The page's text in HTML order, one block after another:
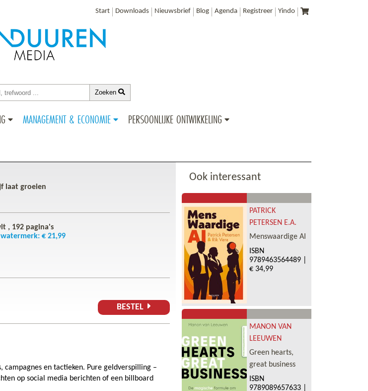
Start Downloads Nieuwsbrief Blog Agenda Registreer Yindo
Zoeken
MANAGEMENT & ECONOMIE PERSOONLIJKE ONTWIKKELING
laat groeien
, 192 pagina's
€ 21,99
BESTEL
en tactieken. Pure geldverspilling –
op social media berichten of een billboard
Ook interessant
PATRICK
PETERSEN E.A.
Menswaardige AI
ISBN
9789463564489|
€ 34,99
MANON VAN
LEEUWEN
Green hearts,
great business
ISBN
9789089657633|